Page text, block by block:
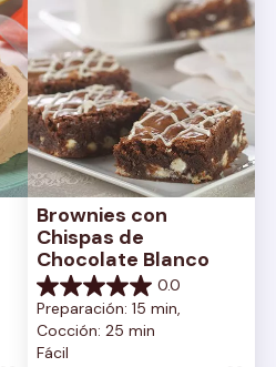
Brownies con
Chispas de
Chocolate Blanco
0.0
0.0
de
5
estrellas.
Preparación: 15 min,
Cocción: 25 min
Fácil